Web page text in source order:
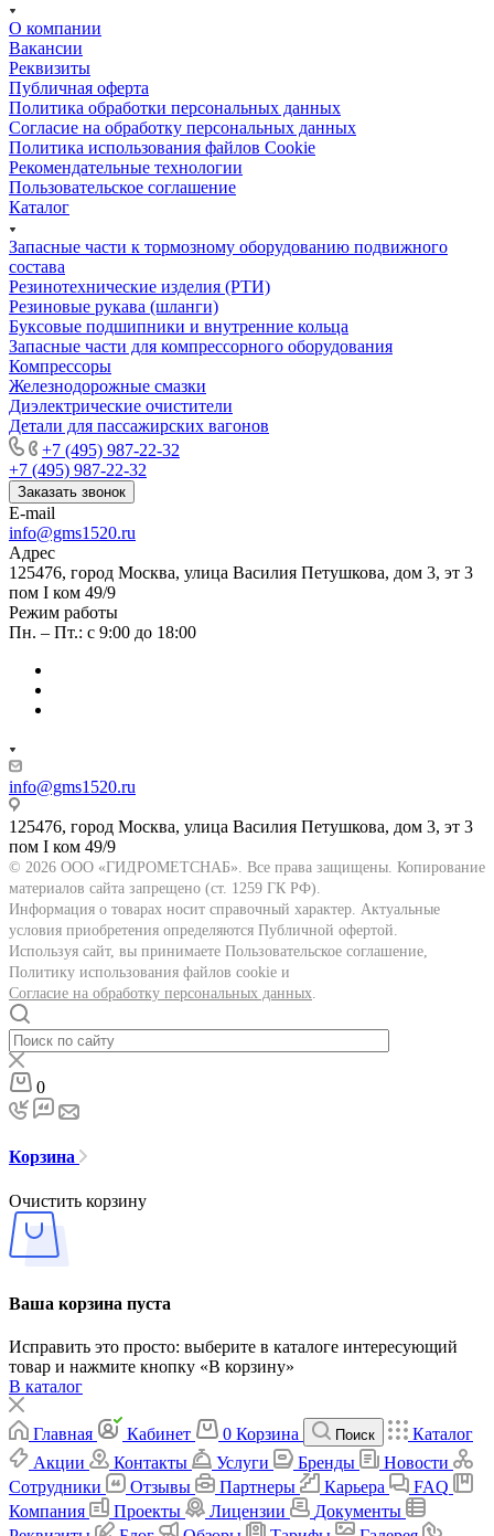
О компании
Вакансии
Реквизиты
Публичная оферта
Политика обработки персональных данных
Cогласие на обработку персональных данных
Политика использования файлов Cookie
Рекомендательные технологии
Пользовательское соглашение
Каталог
Запасные части к тормозному оборудованию подвижного
состава
Резинотехнические изделия (РТИ)
Резиновые рукава (шланги)
Буксовые подшипники и внутренние кольца
Запасные части для компрессорного оборудования
Компрессоры
Железнодорожные смазки
Диэлектрические очистители
Детали для пассажирских вагонов
+7 (495) 987-22-32
+7 (495) 987-22-32
Заказать звонок
E-mail
info@gms1520.ru
Адрес
125476, город Москва, улица Василия Петушкова, дом 3, эт 3
пом I ком 49/9
Режим работы
Пн. – Пт.: с 9:00 до 18:00
info@gms1520.ru
125476, город Москва, улица Василия Петушкова, дом 3, эт 3
пом I ком 49/9
© 2026 ООО «ГИДРОМЕТСНАБ». Все права защищены. Копирование
материалов сайта запрещено (ст. 1259 ГК РФ).
Информация о товарах носит справочный характер. Актуальные
условия приобретения определяются Публичной офертой.
Используя сайт, вы принимаете Пользовательское соглашение,
Политику использования файлов cookie и
Согласие на обработку персональных данных.
0
Корзина
Очистить корзину
Ваша корзина пуста
Исправить это просто: выберите в каталоге интересующий
товар и нажмите кнопку «В корзину»
В каталог
Главная Кабинет 0 Корзина Поиск
Каталог
Акции
Контакты Услуги Бренды
Новости
Сотрудники
Отзывы Партнеры Карьера
FAQ
Компания
Проекты Лицензии
Документы